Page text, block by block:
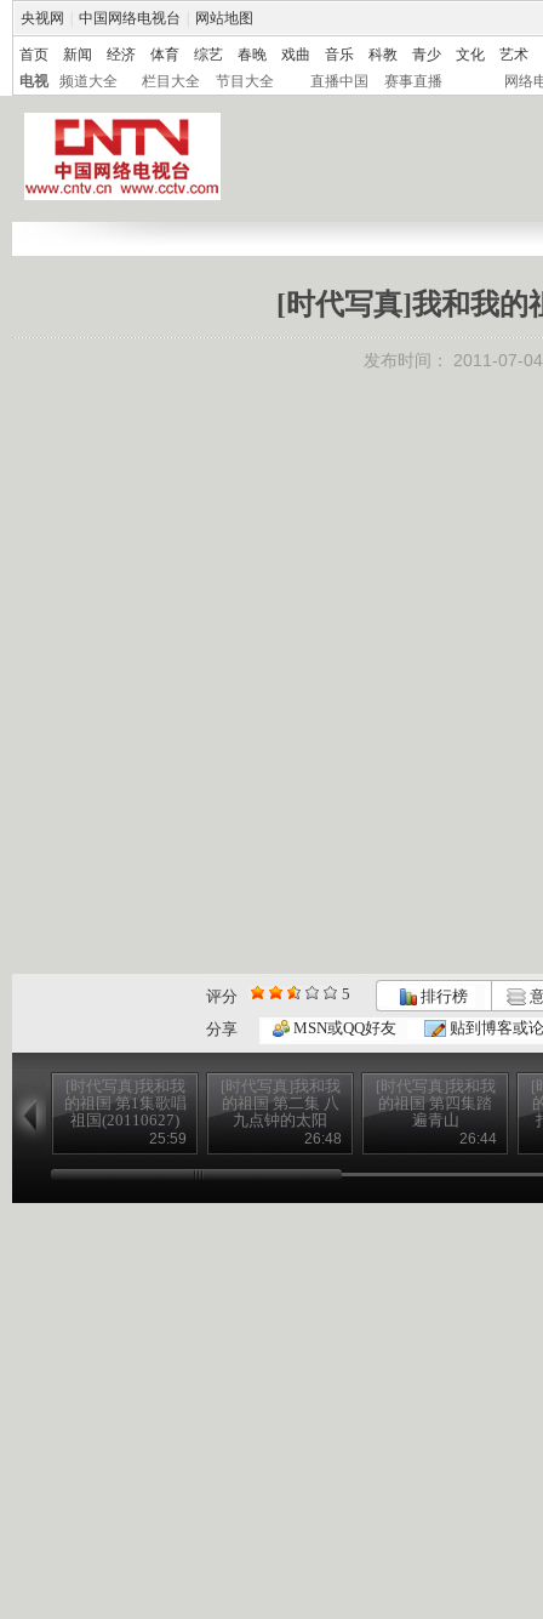
央视网 中国网络电视台 网站地图
首页 新闻 经济 体育 综艺 春晚 戏曲 音乐 科教 青少 文化
艺术
电视
频道大全 栏目大全 节目大全 直播中国 赛事直播 网络
[时代写真]我和我的
发布时间： 2011-07-
评分 5 排行榜
分享
MSN或QQ好友 贴到博客或
[时代写真]我和我
的祖国 第1集歌唱
祖国(20110627)
25:59
[时代写真]我和我
的祖国 第二集 八
九点钟的太阳
26:48
[时代写真]我和我
的祖国 第四集踏
遍青山
(20110630)26:44
[